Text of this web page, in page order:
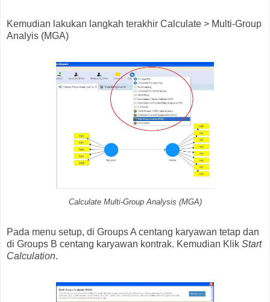
Kemudian lakukan langkah terakhir Calculate > Multi-Group
Analyis (MGA)
Calculate Multi-Group Analysis (MGA)
Pada menu setup, di Groups A centang karyawan tetap dan
di Groups B centang karyawan kontrak. Kemudian Klik Start
Calculation.